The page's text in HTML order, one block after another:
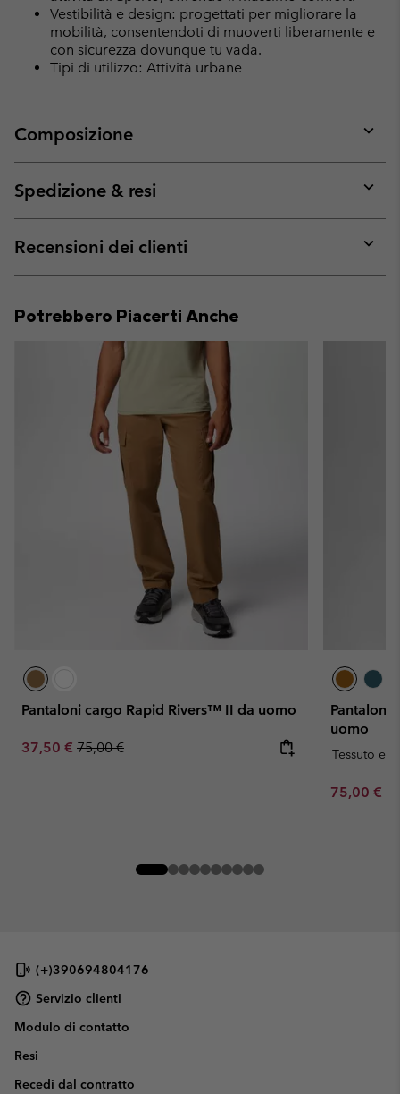
Vestibilità e design: progettati per migliorare la
mobilità, consentendoti di muoverti liberamente e
con sicurezza dovunque tu vada.
Tipi di utilizzo: Attività urbane
Composizione
or
Spedizione & resi
or
Recensioni dei clienti
or
Potrebbero Piacerti Anche
Pantaloni cargo Rapid Rivers™ II da uomo
Sale price:
37,50 € Regular price:
75,00 €
Pantaloni
uomo
Tessuto
Sale price:
75,00 €
(+)390694804176
Servizio clienti
Modulo di contatto
Resi
Recedi dal contratto